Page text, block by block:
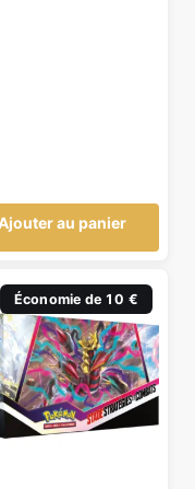
au panier
Économie de 10 €